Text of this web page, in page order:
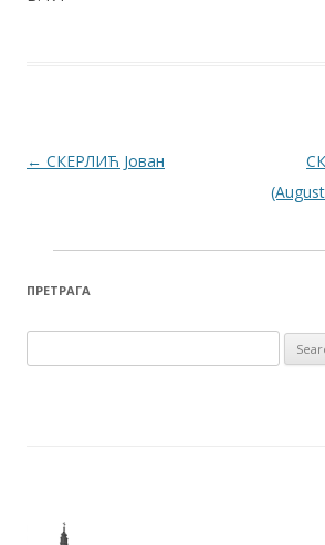
Post navigation
← СКЕРЛИЋ Јован
ПРЕТРАГА